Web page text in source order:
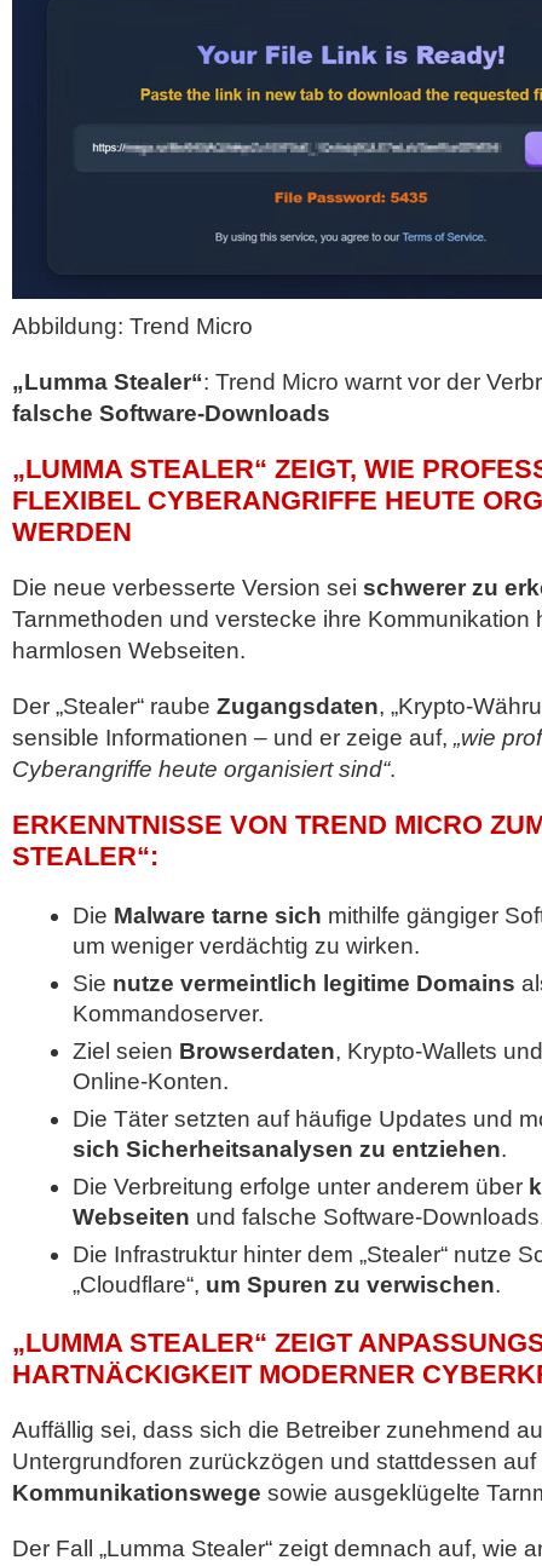
Abbildung: Trend Micro
„Lumma Stealer“: Trend Micro warnt vor der
falsche Software-Downloads
„LUMMA STEALER“ ZEIGT, WIE
FLEXIBEL CYBERANGRIFFE HEUTE
WERDEN
Die neue verbesserte Version sei schwerer zu
Tarnmethoden und verstecke ihre Kommunikation
harmlosen Webseiten.
Der „Stealer“ raube Zugangsdaten, „Krypto-
sensible Informationen – und er zeige auf, „wie
Cyberangriffe heute organisiert sind“.
ERKENNTNISSE VON TREND MICRO
STEALER“:
Die Malware tarne sich mithilfe gängiger
um weniger verdächtig zu wirken.
Sie nutze vermeintlich legitime Domains
Kommandoserver.
Ziel seien Browserdaten, Krypto-Wallets
Online-Konten.
Die Täter setzten auf häufige Updates und
sich Sicherheitsanalysen zu entziehen.
Die Verbreitung erfolge unter anderem über
Webseiten und falsche Software-
Die Infrastruktur hinter dem „Stealer“ nutze
„Cloudflare“, um Spuren zu verwischen.
„LUMMA STEALER“ ZEIGT
HARTNÄCKIGKEIT MODERNER
Auffällig sei, dass sich die Betreiber zunehmend
Untergrundforen zurückzögen und stattdessen auf
Kommunikationswege sowie ausgeklügelte
Der Fall „Lumma Stealer“ zeigt demnach auf, wie